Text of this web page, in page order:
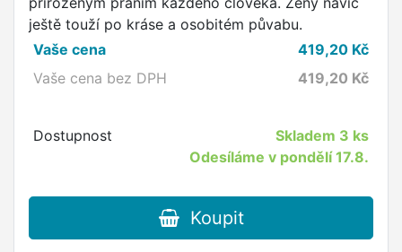
ještě touží po kráse a osobitém půvabu.
Vaše cena
419,20 Kč
Vaše cena bez DPH
419,20 Kč
Dostupnost Skladem 3 ks
Odesíláme v pondělí 17.8.
Koupit